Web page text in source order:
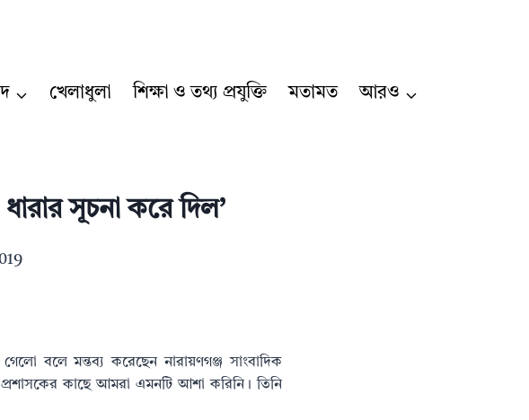
খেলাধুলা শিক্ষা ও তথ্য প্রযুক্তি মতামত আরও
ধারার সূচনা করে দিল’
বলে মন্তব্য করেছেন নারায়ণগঞ্জ সাংবাদিক
কাছে আমরা এমনটি আশা করিনি। তিনি